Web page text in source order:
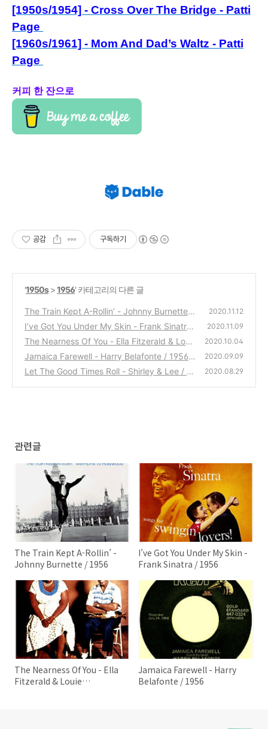
[1950s/1954] - Cross Over The Bridge - Patti
Page
[1960s/1961] - Mom And Dad’s Waltz - Patti
Page
커피 한 잔으로
공감 구독하기
'1950s>1956' 카테고리의 다른 글
The Train Kept A-Rollin’ - Johnny Burnette /
1956
(0)
2020.11.12
I’ve Got You Under My Skin - Frank Sinatra
/ 1956
(0)
2020.11.09
The Nearness Of You - Ella Fitzerald & Loui
e Armstong / 1956
(0)
2020.10.04
Jamaica Farewell - Harry Belafonte / 1956
(0)
2020.09.09
Let The Good Times Roll - Shirley & Lee / 19
2020.08.29
관련글
The Train Kept A-Rollin’ -
Johnny Burnette / 1956
I’ve Got You Under My Skin -
Frank Sinatra / 1956
The Nearness Of You - Ella
Fitzerald & Louie
Jamaica Farewell - Harry
Belafonte / 1956